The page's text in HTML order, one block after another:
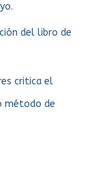
del libro de
critica el
método de